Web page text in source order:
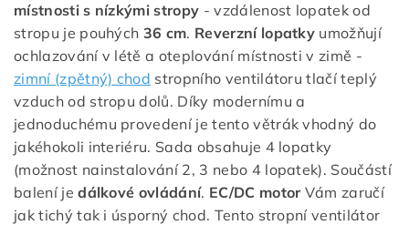
místnosti s nízkými stropy - vzdálenost lopatek od
stropu je pouhých 36 cm. Reverzní lopatky umožňují
ochlazování v létě a oteplování místnosti v zimě -
zimní (zpětný) chod stropního ventilátoru tlačí teplý
vzduch od stropu dolů. Díky modernímu a
jednoduchému provedení je tento větrák vhodný do
jakéhokoli interiéru. Sada obsahuje 4 lopatky
(možnost nainstalování 2, 3 nebo 4 lopatek). Součástí
balení jedálkové ovládání. EC/DC motorVám zaručí
jak tichý tak i úsporný chod. Tento stropní ventilátor